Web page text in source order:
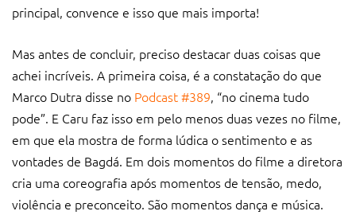
principal, convence e isso que mais importa!
Mas antes de concluir, preciso destacar duas coisas que
achei incríveis. A primeira coisa, é a constatação do que
Marco Dutra disse no Podcast #389, “no cinema tudo
pode”. E Caru faz isso em pelo menos duas vezes no filme,
em que ela mostra de forma lúdica o sentimento e as
vontades de Bagdá. Em dois momentos do filme a diretora
cria uma coreografia após momentos de tensão, medo,
violência e preconceito. São momentos dança e música.